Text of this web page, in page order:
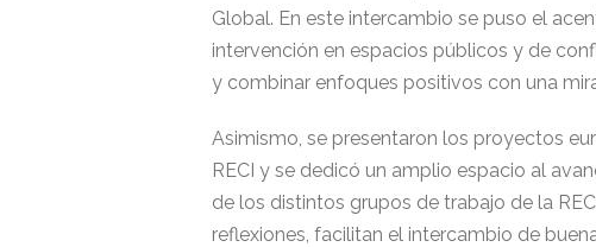
Global. En este intercambio se puso el
intervención en espacios públicos y de
y combinar enfoques positivos con una
Asimismo, se presentaron los proyectos
RECI y se dedicó un amplio espacio al
de los distintos grupos de trabajo de la
reflexiones, facilitan el intercambio de